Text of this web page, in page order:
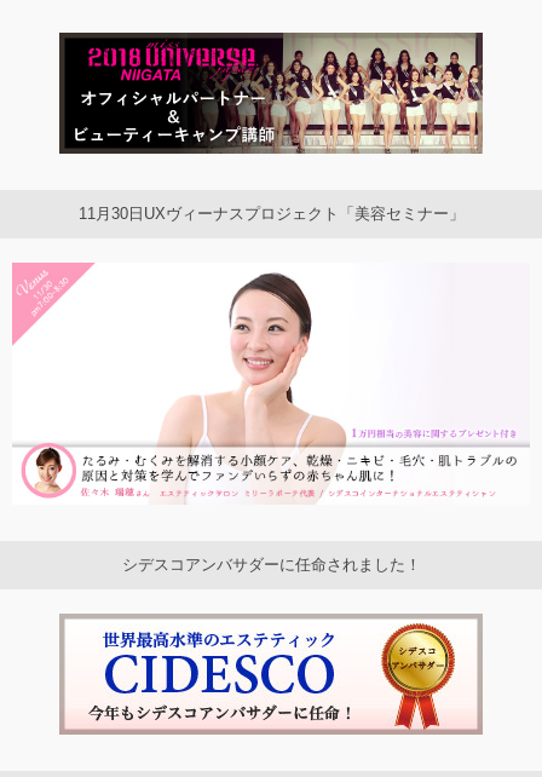
11月30日UXヴィーナスプロジェクト「美容セミナー」
シデスコアンバサダーに任命されました！